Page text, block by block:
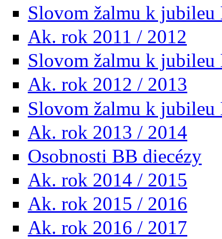
Slovom žalmu k jubileu
Ak. rok 2011 / 2012
Slovom žalmu k jubileu
Ak. rok 2012 / 2013
Slovom žalmu k
Ak. rok 2013 / 2014
Osobnosti BB diecézy
Ak. rok 2014 / 2015
Ak. rok 2015 / 2016
Ak. rok 2016 / 2017